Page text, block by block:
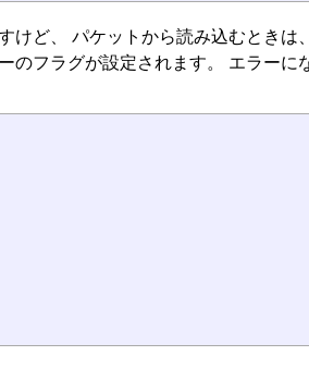
けど、 パケットから読み込むとき
のフラグが設定されます。 エラー